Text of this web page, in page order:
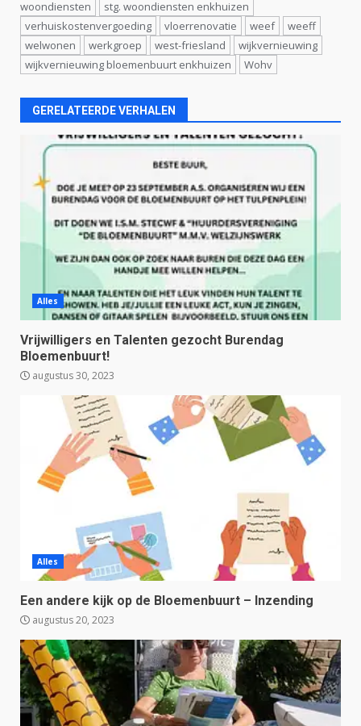
woondiensten
stg. woondiensten enkhuizen
verhuiskostenvergoeding
vloerrenovatie weef
weeff
welwonen
werkgroep west-friesland
wijkvernieuwing
wijkvernieuwing bloemenbuurt enkhuizen
Wohv
GERELATEERDE VERHALEN
Alles
Vrijwilligers en Talenten gezocht Burendag
Bloemenbuurt!
augustus 30, 2023
Alles
Een andere kijk op de Bloemenbuurt – Inzending
augustus 20, 2023